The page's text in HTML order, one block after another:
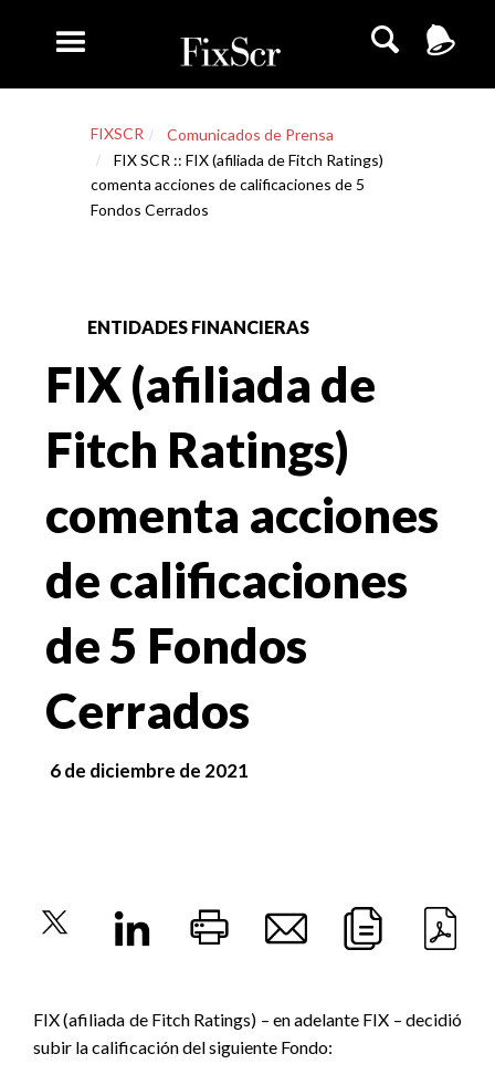
FIXSCR
Comunicados de Prensa
FIX SCR :: FIX (afiliada de Fitch Ratings)
comenta acciones de calificaciones de 5
Fondos Cerrados
ENTIDADES FINANCIERAS
FIX (afiliada de
Fitch Ratings)
comenta acciones
de calificaciones
de 5 Fondos
Cerrados
6 de diciembre de 2021
FIX (afiliada de Fitch Ratings) – en adelante FIX – decidió
subir la calificación del siguiente Fondo: